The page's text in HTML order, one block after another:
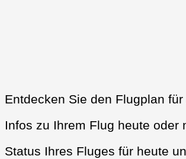
Entdecken Sie den Flugplan für
Infos zu Ihrem Flug heute
Status Ihres Fluges für heute